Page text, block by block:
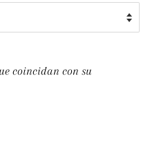
coincidan con su